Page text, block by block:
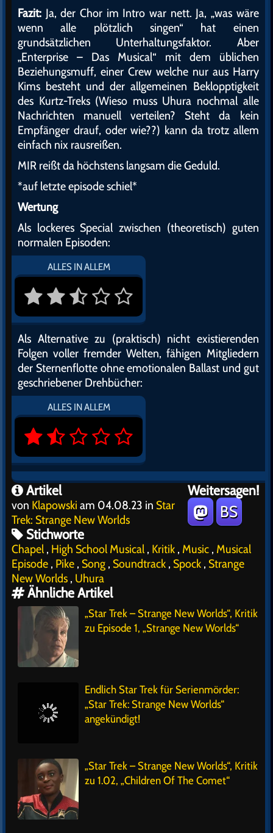
Fazit: Ja, der Chor im Intro war nett. Ja, „was wäre
wenn alle plötzlich singen“ hat einen
grundsätzlichen Unterhaltungsfaktor. Aber
„Enterprise – Das Musical“ mit dem üblichen
Beziehungsmuff, einer Crew welche nur aus Harry
Kims besteht und der allgemeinen Beklopptigkeit
des Kurtz-Treks (Wieso muss Uhura nochmal alle
Nachrichten manuell verteilen? Steht da kein
Empfänger drauf, oder wie??) kann da trotz allem
einfach nix rausreißen.
MIR reißt da höchstens langsam die Geduld.
*auf letzte episode schiel*
Wertung
Als lockeres Special zwischen (theoretisch) guten
normalen Episoden:
ALLES IN ALLEM
Als Alternative zu (praktisch) nicht existierenden
Folgen voller fremder Welten, fähigen Mitgliedern
der Sternenflotte ohne emotionalen Ballast und gut
geschriebener Drehbücher:
ALLES IN ALLEM
Weitersagen!
BS
Artikel
von Klapowski am 04.08.23 in Star
Trek: Strange New Worlds
Stichworte
Chapel , High School Musical , Kritik , Music , Musical
Episode , Pike , Song , Soundtrack , Spock , Strange
New Worlds , Uhura
Ähnliche Artikel
„Star Trek – Strange New Worlds“, Kritik
zu Episode 1, „Strange New Worlds“
Endlich Star Trek für Serienmörder:
„Star Trek: Strange New Worlds“
angekündigt!
„Star Trek – Strange New Worlds“, Kritik
zu 1.02, „Children Of The Comet“